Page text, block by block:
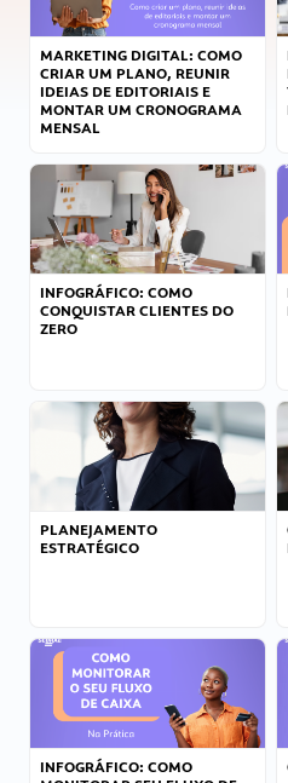
MARKETING DIGITAL: COMO
CRIAR UM PLANO, REUNIR
IDEIAS DE EDITORIAIS E
MONTAR UM CRONOGRAMA
MENSAL
INFOGRÁFICO: COMO
CONQUISTAR CLIENTES DO
ZERO
PLANEJAMENTO
ESTRATÉGICO
INFOGRÁFICO: COMO